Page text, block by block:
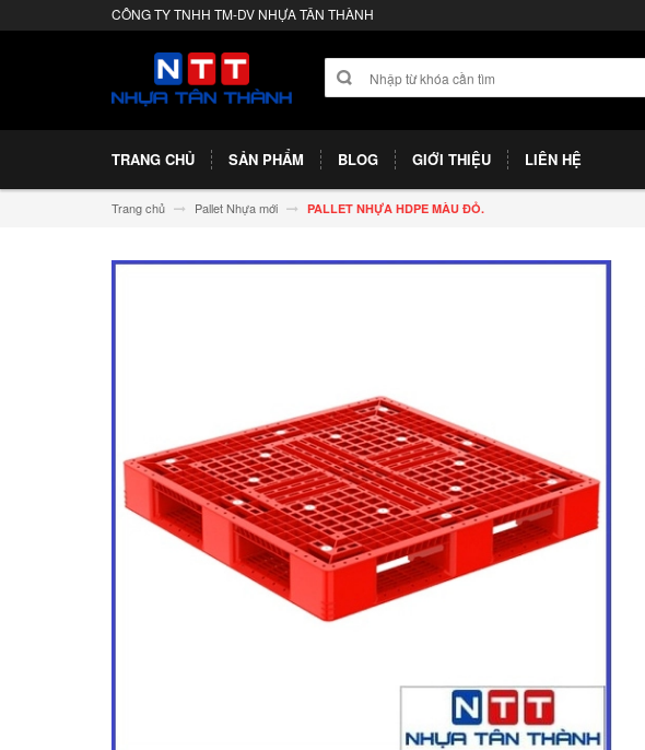
CÔNG TY TNHH TM-DV NHỰA TÂN THÀNH
TRANG CHỦ SẢN PHẨM BLOG GIỚI THIỆU LIÊN HỆ
Trang chủ Pallet Nhựa mới PALLET NHỰA HDPE MÀU ĐỎ.